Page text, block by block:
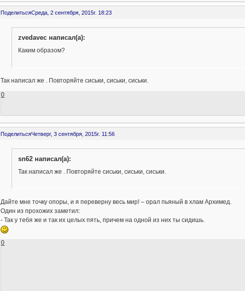
ПоделитьсяСреда, 2 сентября, 2015г. 18:23
zvedavec написал(а):
Каким образом?
Так написал же . Повторяйте сиськи, сиськи, сиськи.
0
ПоделитьсяЧетверг, 3 сентября, 2015г. 11:56
sn62 написал(а):
Так написал же . Повторяйте сиськи, сиськи, сиськи.
Дайте мне точку опоры, и я переверну весь мир! – орал пьяный в хлам Архимед.
Один из прохожих заметил:
- Так у тебя же и так их целых пять, причем на одной из них ты сидишь.
0